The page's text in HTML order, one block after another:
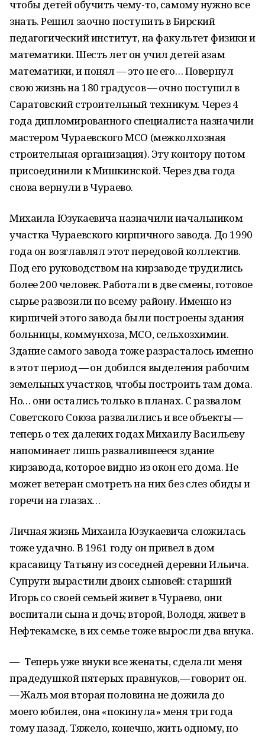
чтобы детей обучить чему-то, самому нужно все
знать. Решил заочно поступить в Бирский
педагогический институт, на факультет физики и
математики. Шесть лет он учил детей азам
математики, и понял — это не его… Повернул
свою жизнь на 180 градусов — очно поступил в
Саратовский строительный техникум. Через 4
года дипломированного специалиста назначили
мастером Чураевского МСО (межколхозная
строительная организация). Эту контору потом
присоединили к Мишкинской. Через два года
снова вернули в Чураево.
Михаила Юзукаевича назначили начальником
участка Чураевского кирпичного завода. До 1990
года он возглавлял этот передовой коллектив.
Под его руководством на кирзаводе трудились
более 200 человек. Работали в две смены, готовое
сырье развозили по всему району. Именно из
кирпичей этого завода были построены здания
больницы, коммунхоза, МСО, сельхозхимии.
Здание самого завода тоже разрасталось именно
в этот период — он добился выделения рабочим
земельных участков, чтобы построить там дома.
Но… они остались только в планах. С развалом
Советского Союза развалились и все объекты —
теперь о тех далеких годах Михаилу Васильеву
напоминает лишь развалившееся здание
кирзавода, которое видно из окон его дома. Не
может ветеран смотреть на них без слез обиды и
горечи на глазах…
Личная жизнь Михаила Юзукаевича сложилась
тоже удачно. В 1961 году он привел в дом
красавицу Татьяну из соседней деревни Ильича.
Супруги вырастили двоих сыновей: старший
Игорь со своей семьей живет в Чураево, они
воспитали сына и дочь; второй, Володя, живет в
Нефтекамске, в их семье тоже выросли два внука.
— Теперь уже внуки все женаты, сделали меня
прадедушкой пятерых правнуков, — говорит он.
— Жаль моя вторая половина не дожила до
моего юбилея, она «покинула» меня три года
тому назад. Тяжело, конечно, жить одному, но